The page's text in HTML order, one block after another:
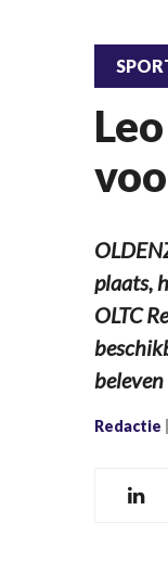
plaats,
OLTC
Redactie